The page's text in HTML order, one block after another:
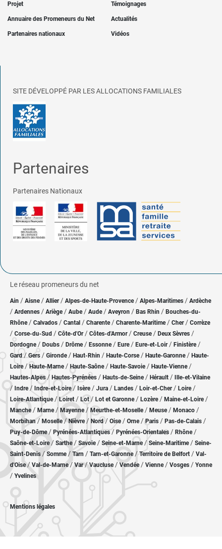
Projet Témoignages
Annuaire des Promeneurs du Net Actualités
Partenaires nationaux Vidéos
SITE DÉVELOPPÉ PAR LES ALLOCATIONS FAMILIALES
Partenaires
Partenaires Nationaux
Le réseau promeneurs du net
Ain / Aisne/ Allier/ Alpes-de-Haute-Provence / Alpes-Maritimes / Ardèche
/ Ardennes / Ariège/ Aube/ Aude / Aveyron / Bas Rhin / Bouches-du-
Rhône/ Calvados / Cantal / Charente / Charente-Maritime/ Cher / Corrèze
/ Corse-du-Sud / Côte-d'Or / Côtes-d'Armor/ Creuse/ Deux Sèvres /
Dordogne/ Doubs / Drôme/ Essonne / Eure/ Eure-et-Loir / Finistère/
Gard/ Gers / Gironde/ Haut-Rhin / Haute-Corse/ Haute-Garonne/ Haute-
Loire/Haute-Marne/ Haute-Saône/ Haute-Savoie/ Haute-Vienne/
Hautes-Alpes/ Hautes-Pyrénées / Hauts-de-Seine/ Hérault / Ille-et-Vilaine
/ Indre/ Indre-et-Loire/ Isère/ Jura / Landes / Loir-et-Cher/ Loire/
Loire-Atlantique/ Loiret / Lot/ Lot et Garonne/ Lozère / Maine-et-Loire/
Manche/ Marne/ Mayenne/ Meurthe-et-Moselle/ Meuse/ Monaco /
Morbihan/ Moselle/ Nièvre / Nord/ Oise / Orne/Paris / Pas-de-Calais /
Puy-de-Dôme/ Pyrénées-Atlantiques / Pyrénées-Orientales / Rhône/
Saône-et-Loire/ Sarthe/ Savoie/ Seine-et-Marne/ Seine-Maritime/ Seine-
Saint-Denis /Somme/ Tarn / Tarn-et-Garonne/Territoire de Belfort / Val-
d'Oise/ Val-de-Marne/Var/Vaucluse/ Vendée/ Vienne/ Vosges / Yonne
/ Yvelines
Mentions légales